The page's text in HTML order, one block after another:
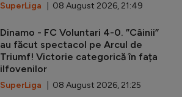
SuperLiga | 08 August 2026, 21:49
Dinamo - FC Voluntari 4-0. ”Câinii”
au făcut spectacol pe Arcul de
Triumf! Victorie categorică în fața
ilfovenilor
SuperLiga | 08 August 2026, 21:25